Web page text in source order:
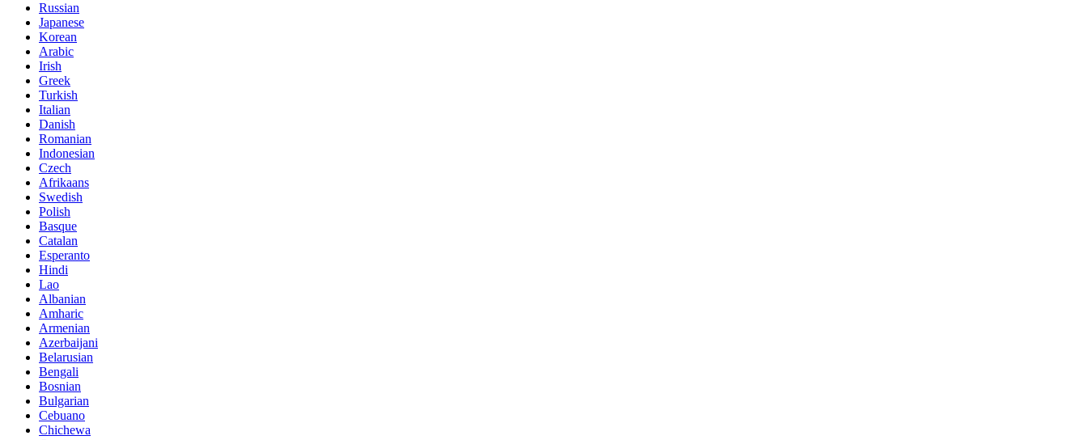
Russian
Japanese
Korean
Arabic
Irish
Greek
Turkish
Italian
Danish
Romanian
Indonesian
Czech
Afrikaans
Swedish
Polish
Basque
Catalan
Esperanto
Hindi
Lao
Albanian
Amharic
Armenian
Azerbaijani
Belarusian
Bengali
Bosnian
Bulgarian
Cebuano
Chichewa